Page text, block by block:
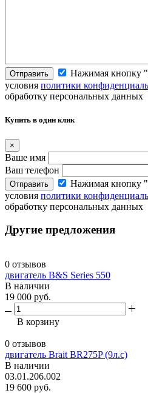
Отправить
Нажимая кнопку
условия политики
обработку персональных данных
Купить в один клик
×
Ваше имя
Ваш телефон
Отправить
Нажимая кнопку
условия политики
обработку персональных данных
Другие предложения
0 отзывов
двигатель B&S Series 550
В наличии
19 000 руб.
В корзину
0 отзывов
двигатель Brait BR275P (9л.с)
В наличии
03.01.206.002
19 600 руб.